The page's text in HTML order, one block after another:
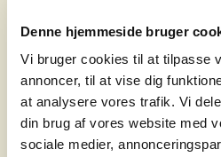
Denne hjemmeside bruger
Vi bruger cookies til at tilpasse
annoncer, til at vise dig
at analysere vores trafik. Vi
din brug af vores website med
sociale medier,
tilpasser din
finder du
muligheder på
det
Ups - vi fandt ikke noget, der